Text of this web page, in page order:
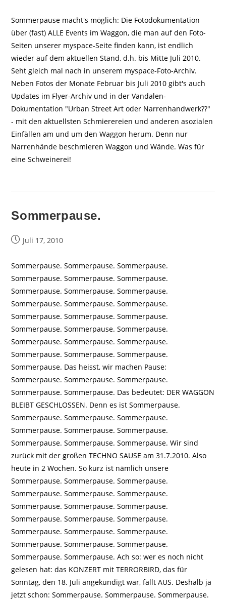
Sommerpause macht's möglich: Die Fotodokumentation
über (fast) ALLE Events im Waggon, die man auf den Foto-
Seiten unserer myspace-Seite finden kann, ist endlich
wieder auf dem aktuellen Stand, d.h. bis Mitte Juli 2010.
Seht gleich mal nach in unserem myspace-Foto-Archiv.
Neben Fotos der Monate Februar bis Juli 2010 gibt's auch
Updates im Flyer-Archiv und in der Vandalen-
Dokumentation "Urban Street Art oder Narrenhandwerk??"
- mit den aktuellsten Schmierereien und anderen asozialen
Einfällen am und um den Waggon herum. Denn nur
Narrenhände beschmieren Waggon und Wände. Was für
eine Schweinerei!
Sommerpause.
BeitragJuli 17, 2010
Sommerpause. Sommerpause. Sommerpause.
Sommerpause. Sommerpause. Sommerpause.
Sommerpause. Sommerpause. Sommerpause.
Sommerpause. Sommerpause. Sommerpause.
Sommerpause. Sommerpause. Sommerpause.
Sommerpause. Sommerpause. Sommerpause.
Sommerpause. Sommerpause. Sommerpause.
Sommerpause. Sommerpause. Sommerpause.
Sommerpause. Das heisst, wir machen Pause:
Sommerpause. Sommerpause. Sommerpause.
Sommerpause. Sommerpause. Das bedeutet: DER WAGGON
BLEIBT GESCHLOSSEN. Denn es ist Sommerpause.
Sommerpause. Sommerpause. Sommerpause.
Sommerpause. Sommerpause. Sommerpause.
Sommerpause. Sommerpause. Sommerpause. Wir sind
zurück mit der großen TECHNO SAUSE am 31.7.2010. Also
heute in 2 Wochen. So kurz ist nämlich unsere
Sommerpause. Sommerpause. Sommerpause.
Sommerpause. Sommerpause. Sommerpause.
Sommerpause. Sommerpause. Sommerpause.
Sommerpause. Sommerpause. Sommerpause.
Sommerpause. Sommerpause. Sommerpause.
Sommerpause. Sommerpause. Sommerpause.
Sommerpause. Sommerpause. Ach so: wer es noch nicht
gelesen hat: das KONZERT mit TERRORBIRD, das für
Sonntag, den 18. Juli angekündigt war, fällt AUS. Deshalb ja
jetzt schon: Sommerpause. Sommerpause. Sommerpause.